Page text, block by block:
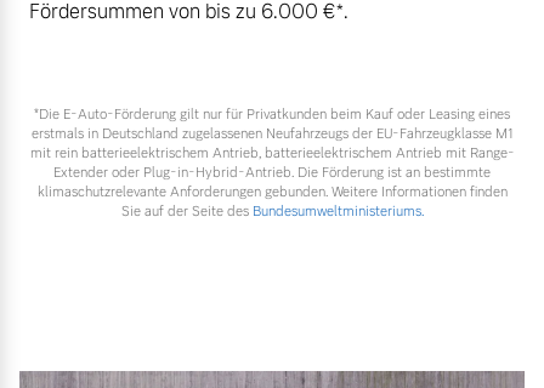
Fördersummen von bis zu 6.000 €⁠*.
*Die E‑Auto-Förderung gilt nur für Privatkunden beim Kauf oder Leasing eines
erstmals in Deutschland zugelassenen Neufahrzeugs der EU-Fahrzeugklasse M1
mit rein batterieelektrischem Antrieb, batterieelektrischem Antrieb mit Range-
Extender oder Plug-in-Hybrid-Antrieb. Die Förderung ist an bestimmte
klimaschutzrelevante Anforderungen gebunden. Weitere Informationen finden
Sie auf der Seite des Bundesumweltministeriums.